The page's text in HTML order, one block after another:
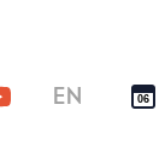
EN 06